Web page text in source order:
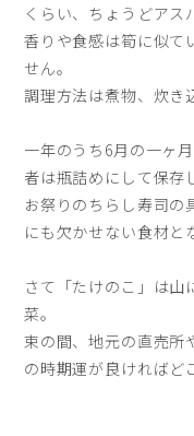
くらい、ちょうどアス
香りや食感は筍に似て
せん。
調理方法は煮物、炊き
一年のうち6月の一ヶ
者は瓶詰めにして保存
お祭りのちらし寿司の
にも欠かせない食材と
さて「たけのこ」は
菜。
束の間、地元の直売所
の時期運が良ければど